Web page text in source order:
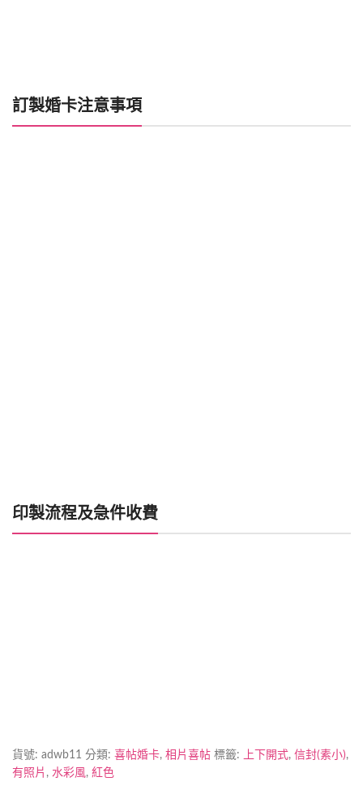
訂製婚卡注意事項
印製流程及急件收費
貨號: adwb11 分類: 喜帖婚卡, 相片喜帖 標籤: 上下開式, 信封(素小),
有照片 , 水彩風 , 紅色